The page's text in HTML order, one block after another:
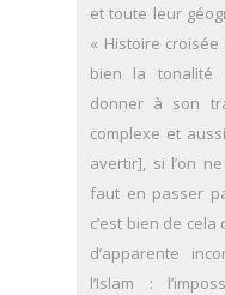
et toute leur
« Histoire
bien la tonalité
donner à son
complexe et
avertir], si l’on
faut en passer
c’est bien de cela
d’apparente
l’Islam :